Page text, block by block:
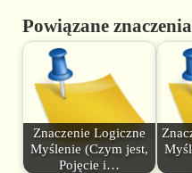
Powiązane
Znaczenie Logiczne
Myślenie (Czym jest,
Pojęcie i…